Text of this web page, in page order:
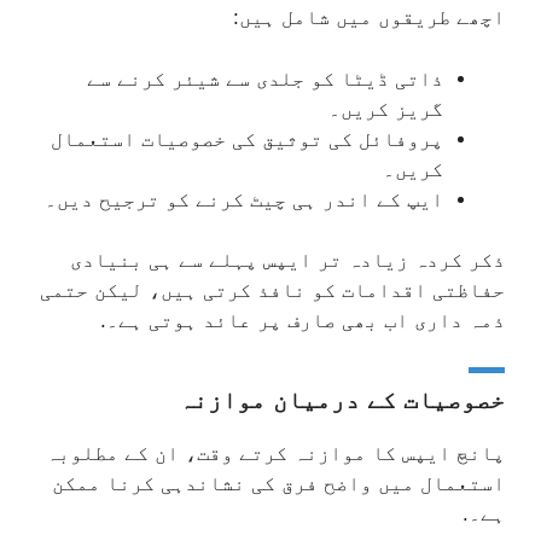
اچھے طریقوں میں شامل ہیں:
ذاتی ڈیٹا کو جلدی سے شیئر کرنے سے
گریز کریں۔
پروفائل کی توثیق کی خصوصیات استعمال
کریں۔
ایپ کے اندر ہی چیٹ کرنے کو ترجیح دیں۔
ذکر کردہ زیادہ تر ایپس پہلے سے ہی بنیادی
حفاظتی اقدامات کو نافذ کرتی ہیں، لیکن حتمی
ذمہ داری اب بھی صارف پر عائد ہوتی ہے۔.
خصوصیات کے درمیان موازنہ
پانچ ایپس کا موازنہ کرتے وقت، ان کے مطلوبہ
استعمال میں واضح فرق کی نشاندہی کرنا ممکن
ہے۔.